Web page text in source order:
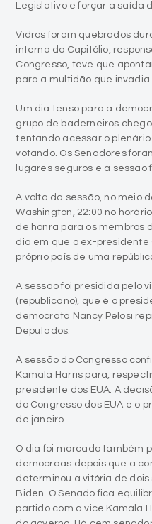
Legislativo e forçar a saída
Vidros foram quebrados
interna do Capitólio,
Congresso, teve que
para a multidão que
Um dia tenso para a
grupo de baderneiros
tentando acessar o
votando. Os Senadores
lugares seguros e a sessão
A volta da sessão, no meio
Washington, 22:00 no
de honra para os membros
dia em que o ex-presidente
próprio país de uma
A sessão foi presidida pelo
(republicano), que é o
democrata Nancy Pelosi
Deputados.
A sessão do Congresso
Kamala Harris para,
presidente dos EUA. A
do Congresso dos EUA e o
de janeiro.
O dia foi marcado também
democraas depois que a
determinou a vitória de
Biden. O Senado fica
partido com a vice Kamala